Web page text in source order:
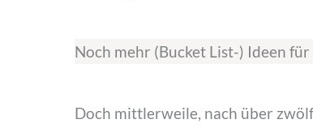
Noch mehr (Bucket List-) Ideen
Doch mittlerweile, nach über